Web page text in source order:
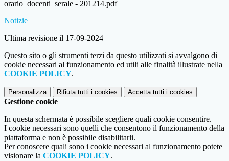
orario_docenti_serale - 201214.pdf
Notizie
Ultima revisione il 17-09-2024
Questo sito o gli strumenti terzi da questo utilizzati si avvalgono di
cookie necessari al funzionamento ed utili alle finalità illustrate nella
COOKIE POLICY.
Personalizza Rifiuta tutti i cookies Accetta tutti i cookies
Gestione cookie
In questa schermata è possibile scegliere quali cookie consentire.
I cookie necessari sono quelli che consentono il funzionamento della
piattaforma e non è possibile disabilitarli.
Per conoscere quali sono i cookie necessari al funzionamento potete
visionare la COOKIE POLICY.